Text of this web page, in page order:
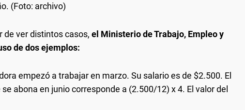
(Foto: archivo)
de ver distintos casos, el Ministerio de Trabajo, Empleo y
de dos ejemplos:
empezó a trabajar en marzo. Su salario es de $2.500. El
abona en junio corresponde a (2.500/12) x 4. El valor del